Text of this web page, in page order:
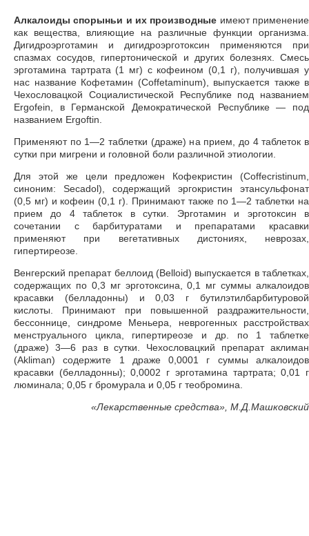
Алкалоиды спорыньи и их производные имеют применение
как вещества, влияющие на различные функции организма.
Дигидроэрготамин и дигидроэрготоксин применяются при
спазмах сосудов, гипертонической и других болезнях. Смесь
эрготамина тартрата (1 мг) с кофеином (0,1 г), получившая у
нас название Кофетамин (Coffetaminum), выпускается также в
Чехословацкой Социалистической Республике под названием
Ergofein, в Германской Демократической Республике — под
названием Ergoftin.
Применяют по 1—2 таблетки (драже) на прием, до 4 таблеток в
сутки при мигрени и головной боли различной этиологии.
Для этой же цели предложен Кофекристин (Coffecristinum,
синоним: Secadol), содержащий эргокристин этансульфонат
(0,5 мг) и кофеин (0,1 г). Принимают также по 1—2 таблетки на
прием до 4 таблеток в сутки. Эрготамин и эрготоксин в
сочетании с барбитуратами и препаратами красавки
применяют при вегетативных дистониях, неврозах,
гипертиреозе.
Венгерский препарат беллоид (Belloid) выпускается в таблетках,
содержащих по 0,3 мг эрготоксина, 0,1 мг суммы алкалоидов
красавки (белладонны) и 0,03 г бутилэтилбарбитуровой
кислоты. Принимают при повышенной раздражительности,
бессоннице, синдроме Меньера, неврогенных расстройствах
менструального цикла, гипертиреозе и др. по 1 таблетке
(драже) 3—6 раз в сутки. Чехословацкий препарат аклиман
(Akliman) содержите 1 драже 0,0001 г суммы алкалоидов
красавки (белладонны); 0,0002 г эрготамина тартрата; 0,01 г
люминала; 0,05 г бромурала и 0,05 г теобромина.
«Лекарственные средства», М.Д.Машковский